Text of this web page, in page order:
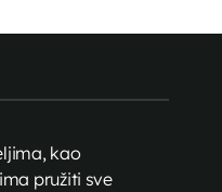
kao
pružiti sve